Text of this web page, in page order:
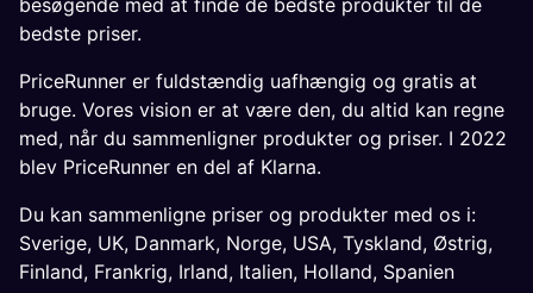
besøgende med at finde de bedste produkter til de
bedste priser.
PriceRunner er fuldstændig uafhængig og gratis at
bruge. Vores vision er at være den, du altid kan regne
med, når du sammenligner produkter og priser. I 2022
blev PriceRunner en del af Klarna.
Du kan sammenligne priser og produkter med os i:
Sverige, UK, Danmark, Norge, USA, Tyskland, Østrig,
Finland, Frankrig, Irland, Italien, Holland, Spanien